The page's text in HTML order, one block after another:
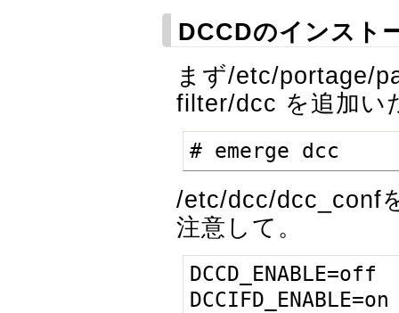
DCCDのインスト
まず/etc/portage/
filter/dcc を追加い
# emerge dcc
/etc/dcc/dcc_conf
注意して。
DCCD_ENABLE=off
DCCIFD_ENABLE=on